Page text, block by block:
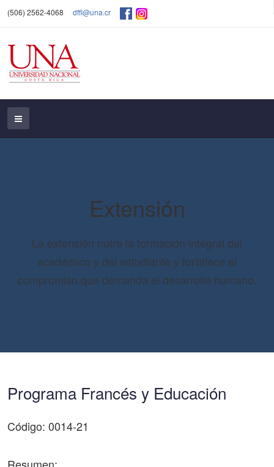
(506) 2562-4068 dffl@una.cr
Extensión
La extensión nutre la formación integral del
académico y del estudiante y fortalece el
compromiso que demanda el desarrollo humano.
Programa Francés y Educación
Código: 0014-21